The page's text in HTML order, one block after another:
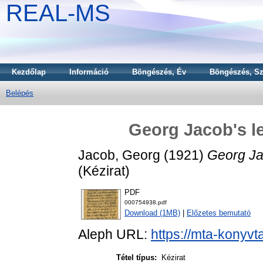
REAL-MS
Kezdőlap Információ Böngészés, Év Böngészés,
Belépés
Georg Jacob's
Jacob, Georg (1921) Georg
(Kézirat)
PDF
000754938.pdf
Download (1MB) Előzetes bemutató
Aleph URL: https://mta-
Tétel típus:
Kézirat